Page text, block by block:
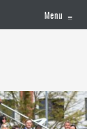
Menu ≡